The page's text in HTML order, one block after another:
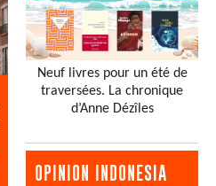
Neuf livres pour un été de
traversées. La chronique
d’Anne Dézîles
OPINION INDONESIA